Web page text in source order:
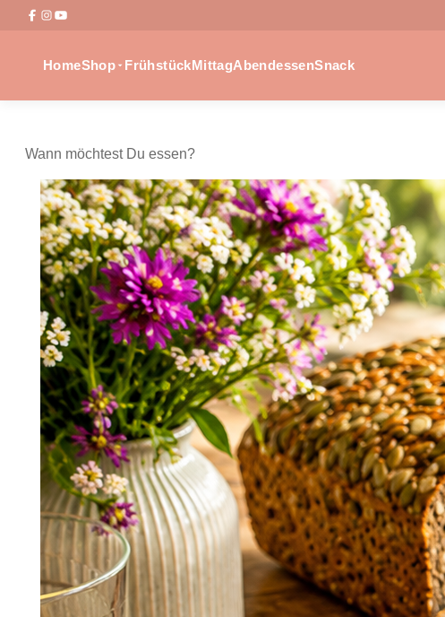
HomeShop FrühstückMittagAbendessenSnack
Wann möchtest Du essen?